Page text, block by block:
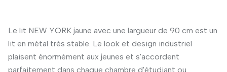
Le lit NEW YORK jaune avec une largueur de 90 cm est un
lit en métal très stable. Le look et design industriel
plaisent énormément aux jeunes et s'accordent
parfaitement dans chaque chambre d'étudiant ou